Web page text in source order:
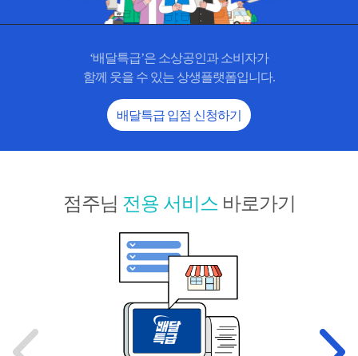
‘배달특급’은 소상공인과 소비자가
함께 웃을 수 있는 상생플랫폼입니다.
배달특급 입점 신청하기
점주님 전용 서비스바로가기